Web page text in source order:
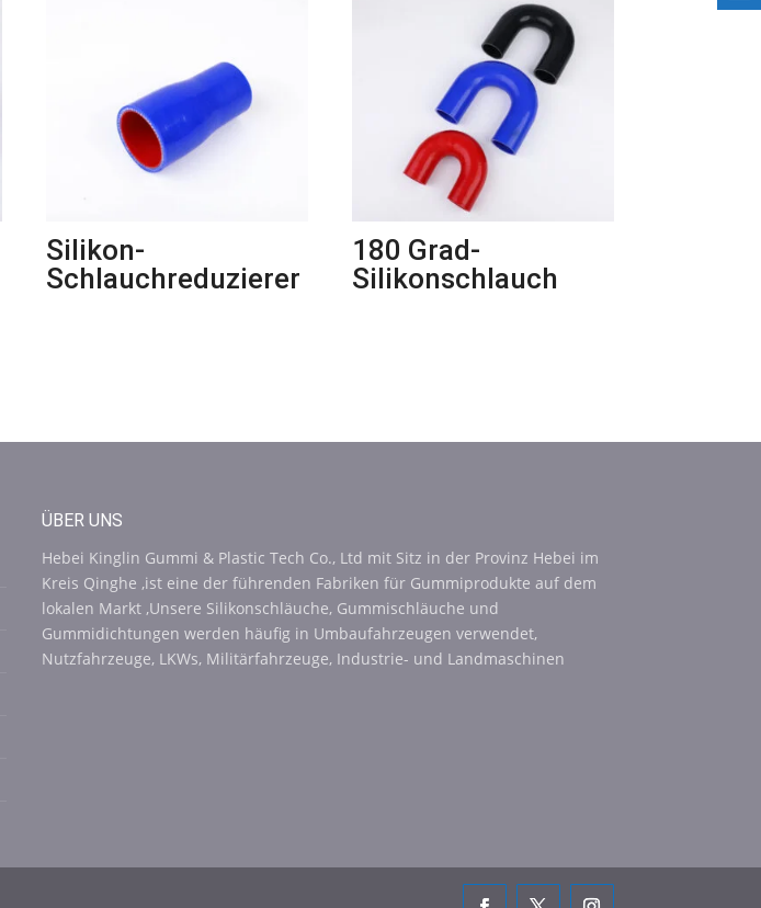
Silikon-
Schlauchreduzierer
180 Grad-
Silikonschlauch
ÜBER UNS
Hebei Kinglin Gummi & Plastic Tech Co., Ltd mit Sitz in der Provinz Hebei im
Kreis Qinghe ,ist eine der führenden Fabriken für Gummiprodukte auf dem
lokalen Markt ,Unsere Silikonschläuche, Gummischläuche und
Gummidichtungen werden häufig in Umbaufahrzeugen verwendet,
Nutzfahrzeuge, LKWs, Militärfahrzeuge, Industrie- und Landmaschinen